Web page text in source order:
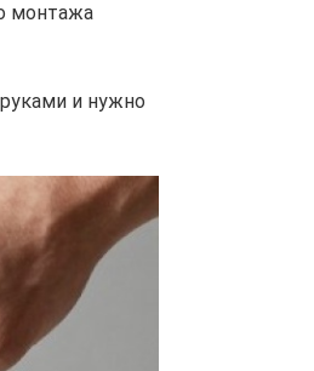
монтажа
и нужно